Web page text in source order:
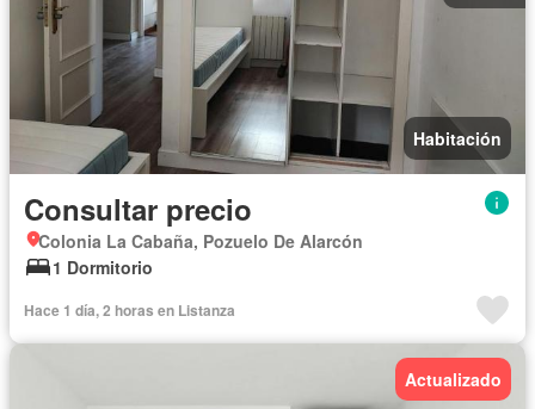
Habitación
Consultar precio
Colonia La Cabaña, Pozuelo De Alarcón
1 Dormitorio
Hace 1 día, 2 horas en Listanza
Actualizado